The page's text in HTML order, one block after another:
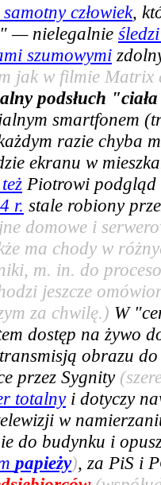
człowiek,
— nielegalnie
szumowymi
jak w filmie
podsłuch
smartfonem
razie chyba
ekranu w
Piotrowi
r. stale robiony
domowe i
ma chody w
m. in. do
jeszcze
za chwilę.) W
dostęp na żywo
obrazu
przez Sygnity
totalnyi dotyczy
w
do budynku i
papieży), za PiS i